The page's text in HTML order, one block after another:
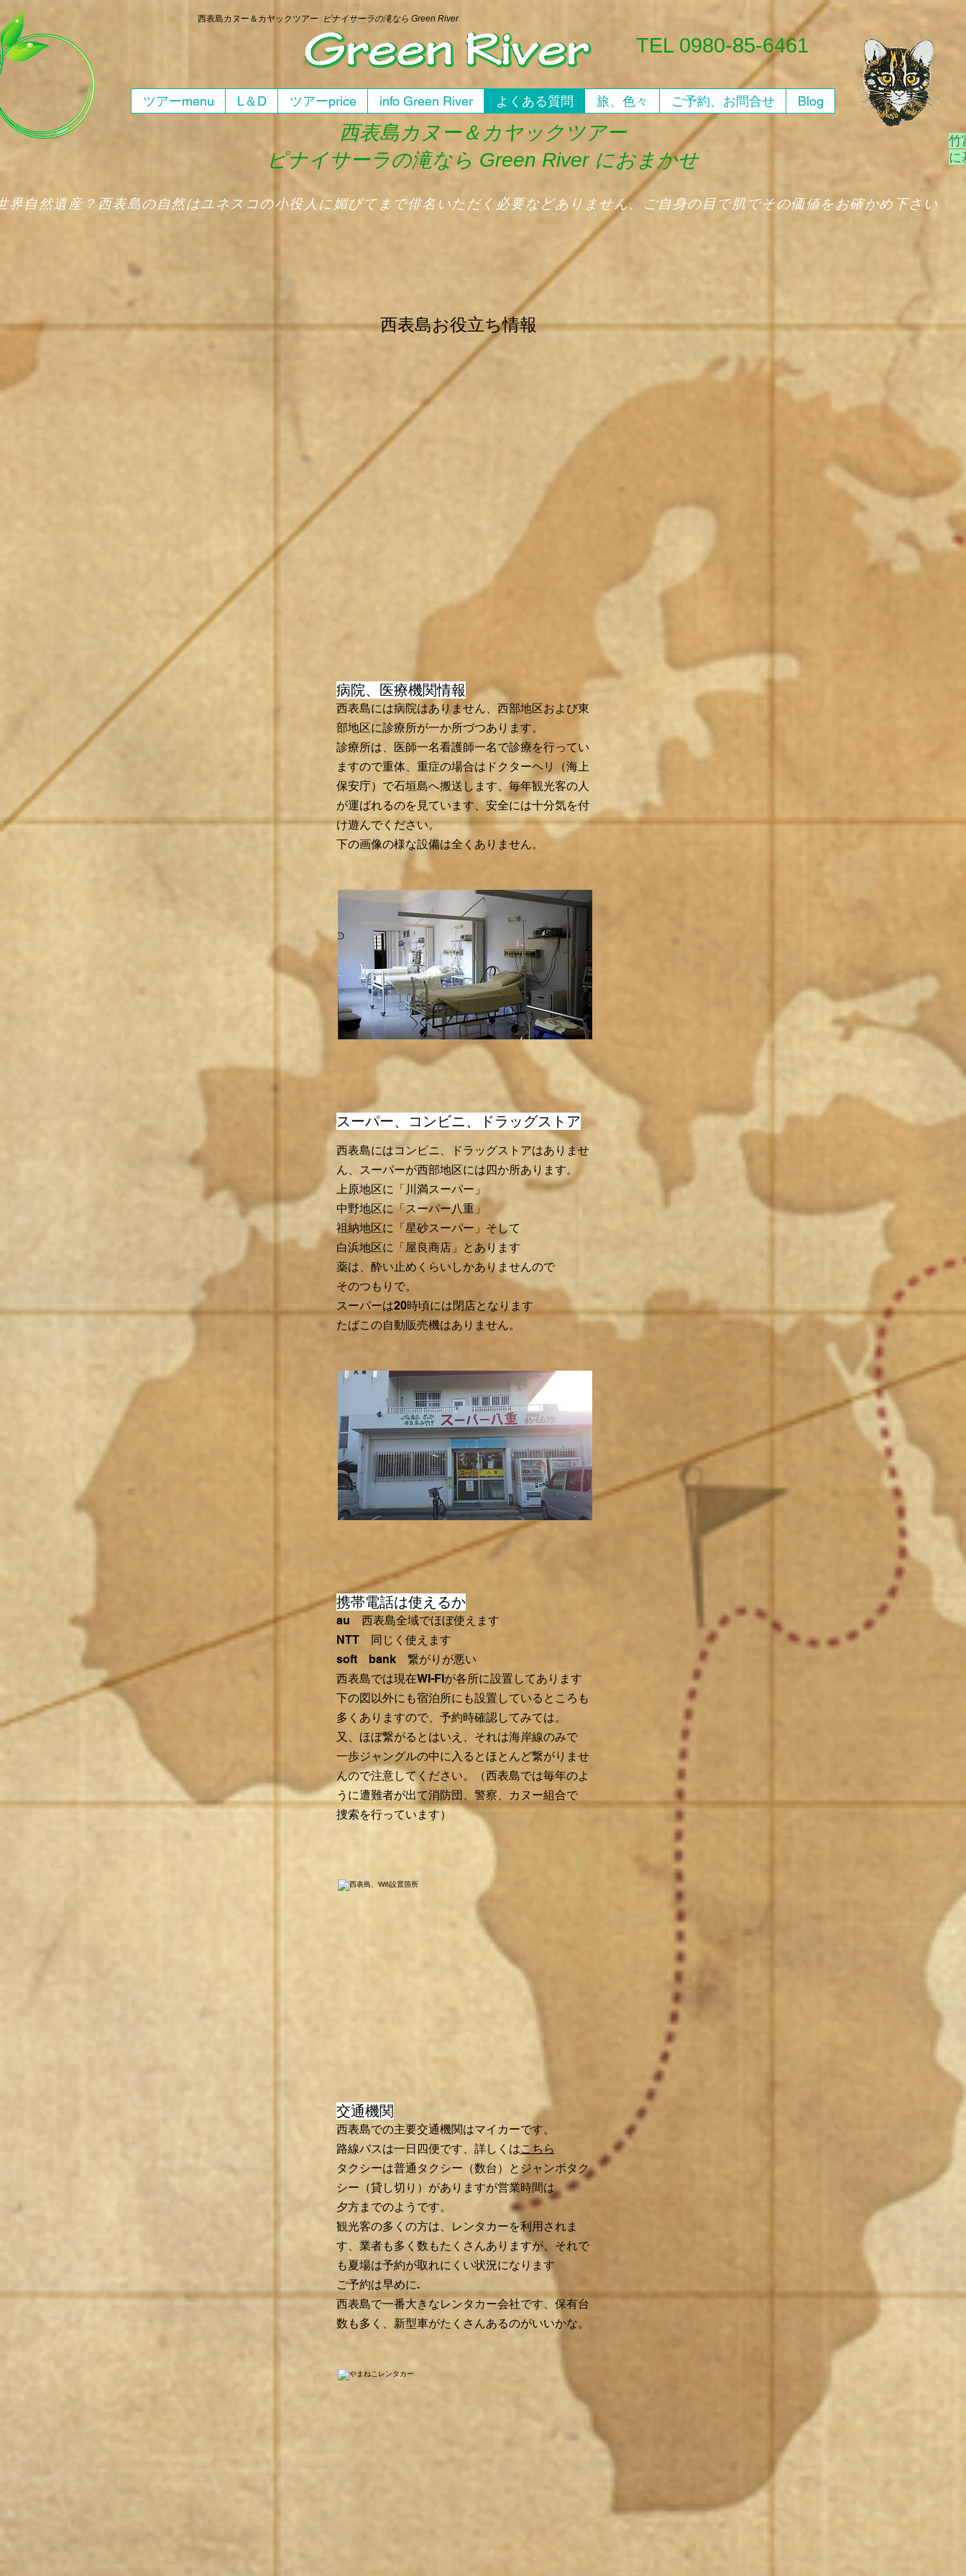
​TEL 0980-85-6461
西表島カヌー＆カヤックツアー ピナイサーラの滝なら Green River
ツアーmenu L＆D ツアーprice info Green River よくある質問 旅、色々 ご予約、お問合せ Blog
西表島カヌー＆カヤックツアー
ピナイサーラの滝なら Green River におまかせ
竹
に
界自然遺産？西表島の自然はユネスコの小役人に媚びてまで俳名いただく必要などありません、ご自身の目で肌でその価値をお確かめ下さい
西表島お役立ち情報
​病院、医療機関情報
西表島には病院はありません、西部地区および東
部地区に診療所が一か所づつあります。
​診療所は、医師一名看護師一名で診療を行ってい
ますので重体、重症の場合はドクターヘリ（海上
保安庁）で石垣島へ搬送します、毎年観光客の人
が運ばれるのを見ています、安全には十分気を付
け遊んでください。
​​下の画像の様な設備は全くありません。
​スーパー、コンビニ、ドラッグストア
西表島にはコンビニ、ドラッグストアはありませ
ん、スーパーが西部地区には四か所あります。
上原地区に「川満スーパー」
中野地区に「スーパー八重」
祖納地区に「星砂スーパー」そして
​白浜地区に「屋良商店」とあります
薬は、酔い止めくらいしかありませんので
​そのつもりで。
スーパーは20時頃には閉店となります
​たばこの自動販売機はありません。
​携帯電話は使えるか
au 西表島全域でほぼ使えます
NTT 同じく使えます
soft bank 繋がりが悪い
西表島では現在WI-FIが各所に設置してあります
​下の図以外にも宿泊所にも設置しているところも
多くありますので、予約時確認してみては。
又、ほぼ繋がるとはいえ、それは海岸線のみで
一歩ジャングルの中に入るとほとんど繋がりませ
んので注意してください。（西表島では毎年のよ
うに遭難者が出て消防団、警察、カヌー組合で
​捜索を行っています）
​交通機関
西表島での主要交通機関はマイカーです。
路線バスは一日四便です、詳しくはこちら
タクシーは普通タクシー（数台）とジャンボタク
シー（貸し切り）がありますが営業時間は
夕方までのようです。
観光客の多くの方は、レンタカーを利用されま
す、業者も多く数もたくさんありますが、それで
も夏場は予約が取れにくい状況になります
​ご予約は早めに.
​西表島で一番大きなレンタカー会社です、保有台
数も多く、新型車がたくさんあるのがいいかな。